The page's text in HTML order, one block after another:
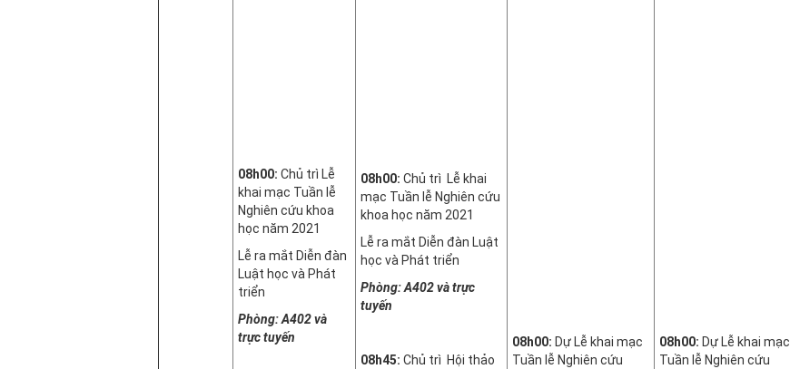
08h00: Chủ trì Lễ
khai mạc Tuần lễ
Nghiên cứu khoa
học năm 2021
Lễ ra mắt Diễn đàn
Luật học và Phát
triển
Phòng: A402và
trực tuyến
08h00: Chủ trì Lễ khai
mạc Tuần lễ Nghiên cứu
khoa học năm 2021
Lễ ra mắt Diễn đàn Luật
học và Phát triển
Phòng: A402và trực
tuyến
08h45: Chủ trì Hội thảo
08h00: Dự Lễ khai mạc
Tuần lễ Nghiên cứu
08h00: Dự Lễ khai mạc
Tuần lễ Nghiên cứu